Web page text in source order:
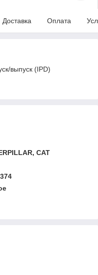
Доставка Оплата
выпуск (IPD)
CAT